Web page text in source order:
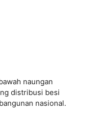
naungan
distribusi besi
nasional.